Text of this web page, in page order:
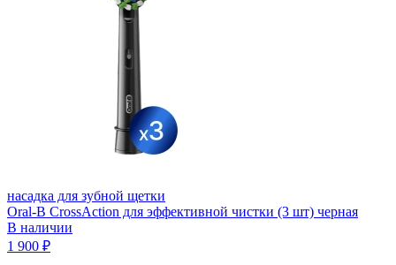
насадка для зубной щетки
Oral-B CrossAction для эффективной чистки (3 шт) черная
В наличии
1 900 ₽